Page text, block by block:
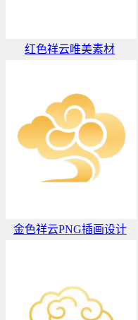
红色祥云唯美素材
金色祥云PNG插画设计